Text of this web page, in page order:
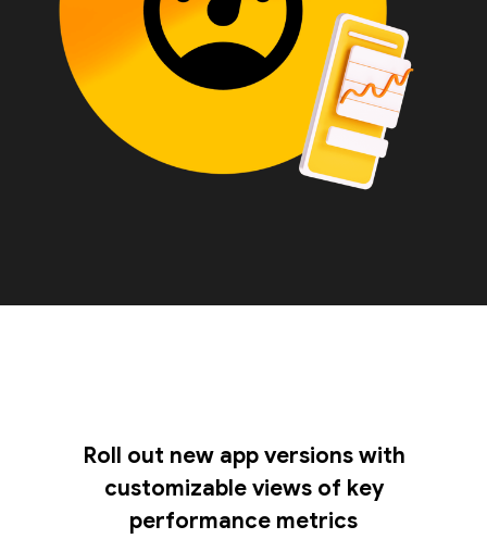
Roll out new app versions with
customizable views of key
performance metrics